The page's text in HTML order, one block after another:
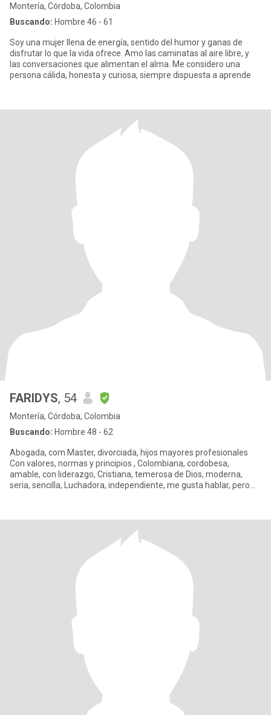
Montería, Córdoba, Colombia
Buscando: Hombre 46 - 61
Soy una mujer llena de energía, sentido del humor y ganas de
disfrutar lo que la vida ofrece. Amo las caminatas al aire libre, y
las conversaciones que alimentan el alma. Me considero una
persona cálida, honesta y curiosa, siempre dispuesta a aprende
FARIDYS, 54
Montería, Córdoba, Colombia
Buscando: Hombre 48 - 62
Abogada, com Master, divorciada, hijos mayores profesionales
Con valores, normas y principios , Colombiana, cordobesa,
amable, con liderazgo, Cristiana, temerosa de Dios, moderna,
seria, sencilla, Luchadora, independiente, me gusta hablar, pero